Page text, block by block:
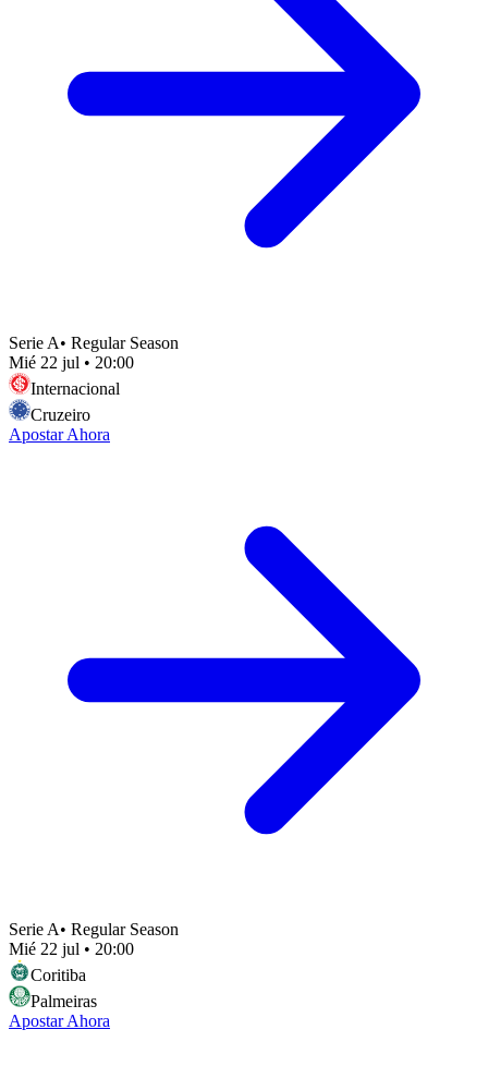
Serie A• Regular Season
Mié 22 jul • 20:00
Internacional
Cruzeiro
Apostar Ahora
Serie A• Regular Season
Mié 22 jul • 20:00
Coritiba
Palmeiras
Apostar Ahora